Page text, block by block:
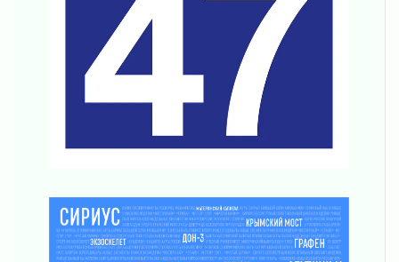
Музеи Ленобласти обновляют пространства
03 августа 2026
Новая площадка: 2027
03 августа 2026
Часть медиков в Ленобласти сможет
рассчитывать на доплату от региона
Клюква наливается, но в корзинку пока не
просится
03 августа 2026